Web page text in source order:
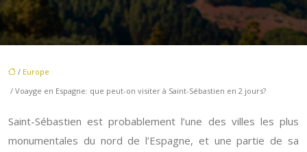
/ Europe
/ Voayge en Espagne: que peut-on visiter à Saint-Sébastien en 2 jours?
Saint-Sébastien est probablement l’une des villes les plus
monumentales du nord de l’Espagne, et une partie de sa